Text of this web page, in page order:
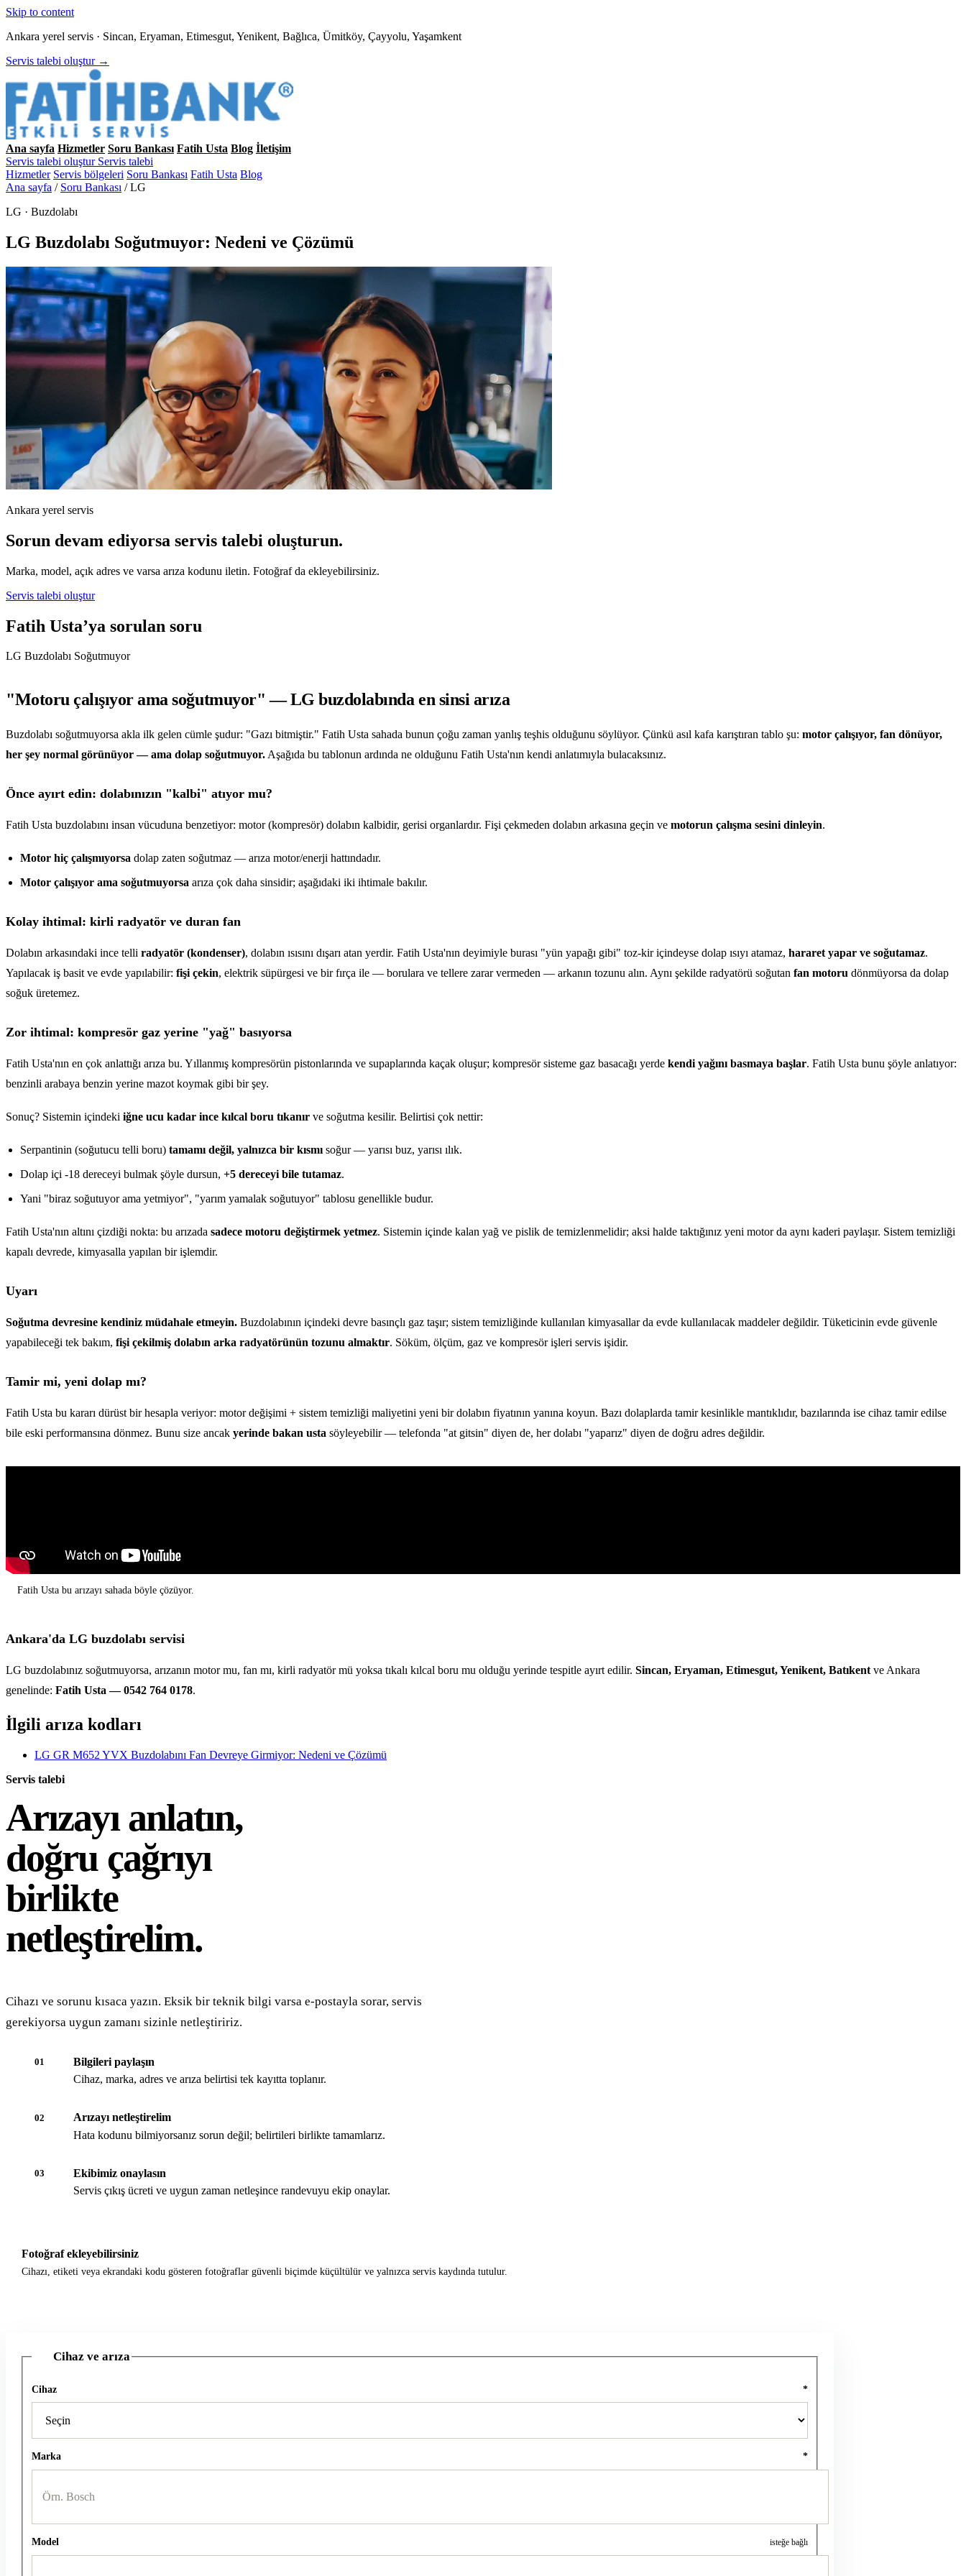
Skip to content
Ankara yerel servis · Sincan, Eryaman, Etimesgut, Yenikent, Bağlıca, Ümitköy, Çayyolu, Yaşamkent
Servis talebi oluştur →
Ana sayfa Hizmetler Soru Bankası Fatih Usta Blog İletişim
Servis talebi oluştur Servis talebi
Hizmetler Servis bölgeleri Soru Bankası Fatih Usta Blog
Ana sayfa / Soru Bankası / LG
LG · Buzdolabı
LG Buzdolabı Soğutmuyor: Nedeni ve Çözümü
Ankara yerel servis
Sorun devam ediyorsa servis talebi oluşturun.
Marka, model, açık adres ve varsa arıza kodunu iletin. Fotoğraf da ekleyebilirsiniz.
Servis talebi oluştur
Fatih Usta’ya sorulan soru
LG Buzdolabı Soğutmuyor
"Motoru çalışıyor ama soğutmuyor" — LG buzdolabında en sinsi arıza
Buzdolabı soğutmuyorsa akla ilk gelen cümle şudur: "Gazı bitmiştir." Fatih Usta sahada bunun çoğu zaman yanlış teşhis olduğunu söylüyor. Çünkü asıl kafa karıştıran tablo şu: motor çalışıyor, fan dönüyor,
her şey normal görünüyor — ama dolap soğutmuyor. Aşağıda bu tablonun ardında ne olduğunu Fatih Usta'nın kendi anlatımıyla bulacaksınız.
Önce ayırt edin: dolabınızın "kalbi" atıyor mu?
Fatih Usta buzdolabını insan vücuduna benzetiyor: motor (kompresör) dolabın kalbidir, gerisi organlardır. Fişi çekmeden dolabın arkasına geçin ve motorun çalışma sesini dinleyin.
Motor hiç çalışmıyorsa dolap zaten soğutmaz — arıza motor/enerji hattındadır.
Motor çalışıyor ama soğutmuyorsa arıza çok daha sinsidir; aşağıdaki iki ihtimale bakılır.
Kolay ihtimal: kirli radyatör ve duran fan
Dolabın arkasındaki ince telli radyatör (kondenser), dolabın ısısını dışarı atan yerdir. Fatih Usta'nın deyimiyle burası "yün yapağı gibi" toz-kir içindeyse dolap ısıyı atamaz, hararet yapar ve soğutamaz.
Yapılacak iş basit ve evde yapılabilir: fişi çekin, elektrik süpürgesi ve bir fırça ile — borulara ve tellere zarar vermeden — arkanın tozunu alın. Aynı şekilde radyatörü soğutan fan motoru dönmüyorsa da dolap
soğuk üretemez.
Zor ihtimal: kompresör gaz yerine "yağ" basıyorsa
Fatih Usta'nın en çok anlattığı arıza bu. Yıllanmış kompresörün pistonlarında ve supaplarında kaçak oluşur; kompresör sisteme gaz basacağı yerde kendi yağını basmaya başlar. Fatih Usta bunu şöyle anlatıyor:
benzinli arabaya benzin yerine mazot koymak gibi bir şey.
Sonuç? Sistemin içindeki iğne ucu kadar ince kılcal boru tıkanır ve soğutma kesilir. Belirtisi çok nettir:
Serpantinin (soğutucu telli boru) tamamı değil, yalnızca bir kısmı soğur — yarısı buz, yarısı ılık.
Dolap içi -18 dereceyi bulmak şöyle dursun, +5 dereceyi bile tutamaz.
Yani "biraz soğutuyor ama yetmiyor", "yarım yamalak soğutuyor" tablosu genellikle budur.
Fatih Usta'nın altını çizdiği nokta: bu arızada sadece motoru değiştirmek yetmez. Sistemin içinde kalan yağ ve pislik de temizlenmelidir; aksi halde taktığınız yeni motor da aynı kaderi paylaşır. Sistem temizliği
kapalı devrede, kimyasalla yapılan bir işlemdir.
Uyarı
Soğutma devresine kendiniz müdahale etmeyin. Buzdolabının içindeki devre basınçlı gaz taşır; sistem temizliğinde kullanılan kimyasallar da evde kullanılacak maddeler değildir. Tüketicinin evde güvenle
yapabileceği tek bakım, fişi çekilmiş dolabın arka radyatörünün tozunu almaktır. Söküm, ölçüm, gaz ve kompresör işleri servis işidir.
Tamir mi, yeni dolap mı?
Fatih Usta bu kararı dürüst bir hesapla veriyor: motor değişimi + sistem temizliği maliyetini yeni bir dolabın fiyatının yanına koyun. Bazı dolaplarda tamir kesinlikle mantıklıdır, bazılarında ise cihaz tamir edilse
bile eski performansına dönmez. Bunu size ancak yerinde bakan usta söyleyebilir — telefonda "at gitsin" diyen de, her dolabı "yaparız" diyen de doğru adres değildir.
Fatih Usta bu arızayı sahada böyle çözüyor.
Ankara'da LG buzdolabı servisi
LG buzdolabınız soğutmuyorsa, arızanın motor mu, fan mı, kirli radyatör mü yoksa tıkalı kılcal boru mu olduğu yerinde tespitle ayırt edilir. Sincan, Eryaman, Etimesgut, Yenikent, Batıkent ve Ankara
genelinde: Fatih Usta — 0542 764 0178.
İlgili arıza kodları
LG GR M652 YVX Buzdolabını Fan Devreye Girmiyor: Nedeni ve Çözümü
Servis talebi
Arızayı anlatın,
doğru çağrıyı
birlikte
netleştirelim.
Cihazı ve sorunu kısaca yazın. Eksik bir teknik bilgi varsa e-postayla sorar, servis
gerekiyorsa uygun zamanı sizinle netleştiririz.
01
Bilgileri paylaşın
Cihaz, marka, adres ve arıza belirtisi tek kayıtta toplanır.
02
Arızayı netleştirelim
Hata kodunu bilmiyorsanız sorun değil; belirtileri birlikte tamamlarız.
03
Ekibimiz onaylasın
Servis çıkış ücreti ve uygun zaman netleşince randevuyu ekip onaylar.
Fotoğraf ekleyebilirsiniz
Cihazı, etiketi veya ekrandaki kodu gösteren fotoğraflar güvenli biçimde küçültülür ve yalnızca servis kaydında tutulur.
Cihaz ve arıza
Cihaz *
Marka *
Model isteğe bağlı